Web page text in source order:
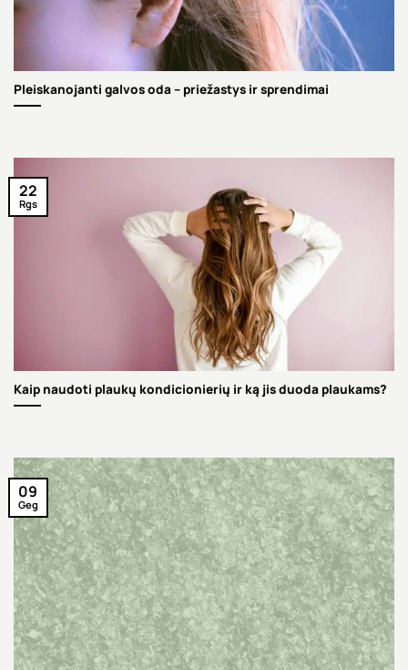
Pleiskanojanti galvos oda – priežastys ir sprendimai
Kaip naudoti plaukų kondicionierių ir ką jis duoda plaukams?
22
Rgs
09
Geg